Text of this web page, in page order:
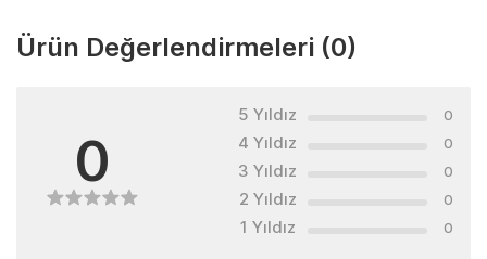
Ürün Değerlendirmeleri (0)
0
5 Yıldız 0
4 Yıldız 0
3 Yıldız 0
2 Yıldız 0
1 Yıldız 0